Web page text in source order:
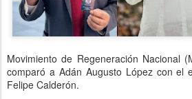
Movimiento de Regeneración Nacional
comparó a Adán Augusto López con el
Felipe Calderón.